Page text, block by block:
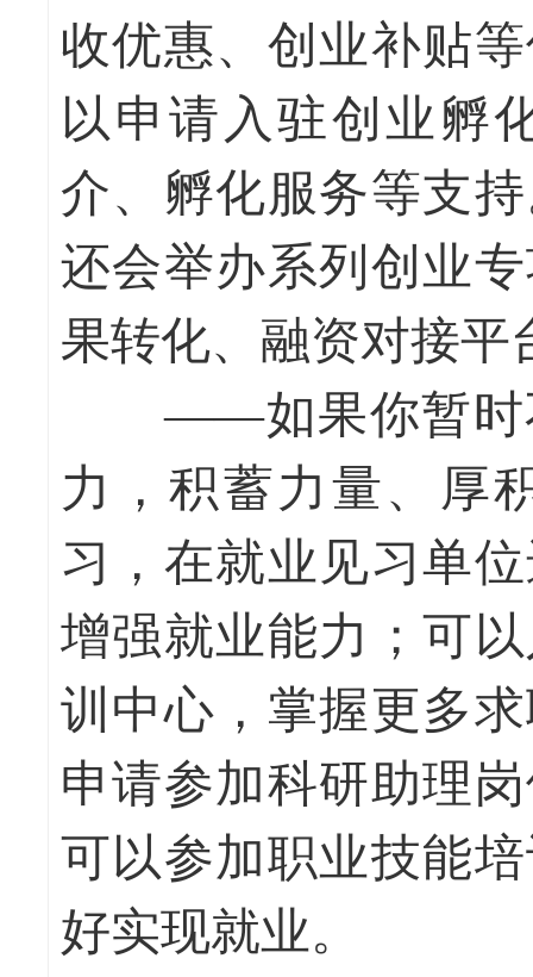
收优惠、创业补贴
以申请入驻创业孵
介、孵化服务等支
还会举办系列创业
果转化、融资对接平
——如果你暂时不
力，积蓄力量、厚
习，在就业见习单
增强就业能力；可
训中心，掌握更多
申请参加科研助理
可以参加职业技能
好实现就业。